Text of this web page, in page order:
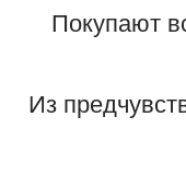
Покупают
Из